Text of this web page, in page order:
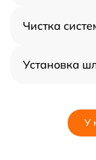
Чистка
Установка
У